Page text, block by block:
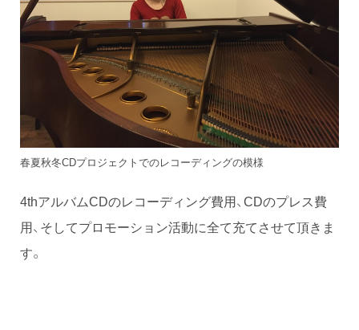
春夏秋冬CDプロジェクトでのレコーディングの模様
4thアルバムCDのレコーディング費用、CDのプレス費
用、そしてプロモーション活動に全て充てさせて頂きま
す。